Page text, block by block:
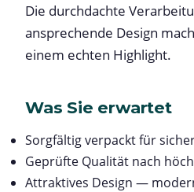
Die durchdachte
ansprechende Design
einem echten Highlight.
Was Sie erwartet
Sorgfältig verpackt für
Geprüfte Qualität nach
Attraktives Design —